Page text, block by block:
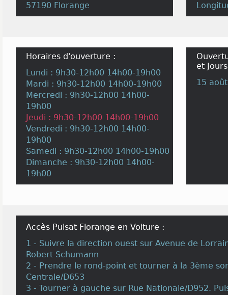
57190 Florange
Horaires d'ouverture :
Lundi : 9h30-12h00 14h00-19h00
Mardi : 9h30-12h00 14h00-19h00
Mercredi : 9h30-12h00 14h00-
19h00
Jeudi : 9h30-12h00 14h00-19h00
Vendredi : 9h30-12h00 14h00-
19h00
Samedi : 9h30-12h00 14h00-19h00
Dimanche : 9h30-12h00 14h00-
19h00
et
15
Accès Pulsat Florange en Voiture :
1 - Suivre la direction ouest sur Avenue de
Robert Schumann
2 - Prendre le rond-point et tourner à la 3ème
Centrale/D653
3 - Tourner à gauche sur Rue Nationale/D952.